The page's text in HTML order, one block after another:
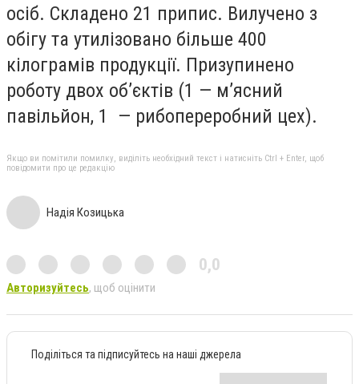
осіб. Складено 21 припис. Вилучено з
обігу та утилізовано більше 400
кілограмів продукції. Призупинено
роботу двох об’єктів (1 — м’ясний
павільйон, 1 — рибопереробний цех).
Якщо ви помітили помилку, виділіть необхідний текст і натисніть Ctrl + Enter, щоб
повідомити про це редакцію
Надія Козицька
0,0
Авторизуйтесь, щоб оцінити
Поділіться та підписуйтесь на наші джерела